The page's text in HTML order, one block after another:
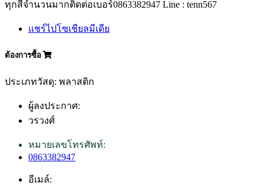
ทุกสีจำนวนมากติดต่อเบอร์0863382947 Line : tenn567
แชร์ไปโซเชียลมีเดีย
ต้องการซื้อ
ประเภทวัสดุ: พลาสติก
ผู้ลงประกาศ:
วรวงศ์
หมายเลขโทรศัพท์:
0863382947
อีเมล์: